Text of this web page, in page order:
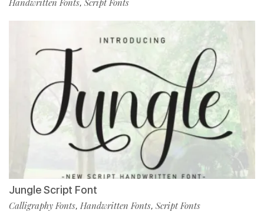
,
Jungle Script Font
Calligraphy Fonts, Handwritten Fonts, Script Fonts